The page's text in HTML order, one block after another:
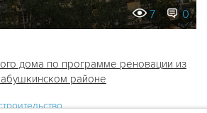
7 0
дома по программе реновации из
районе